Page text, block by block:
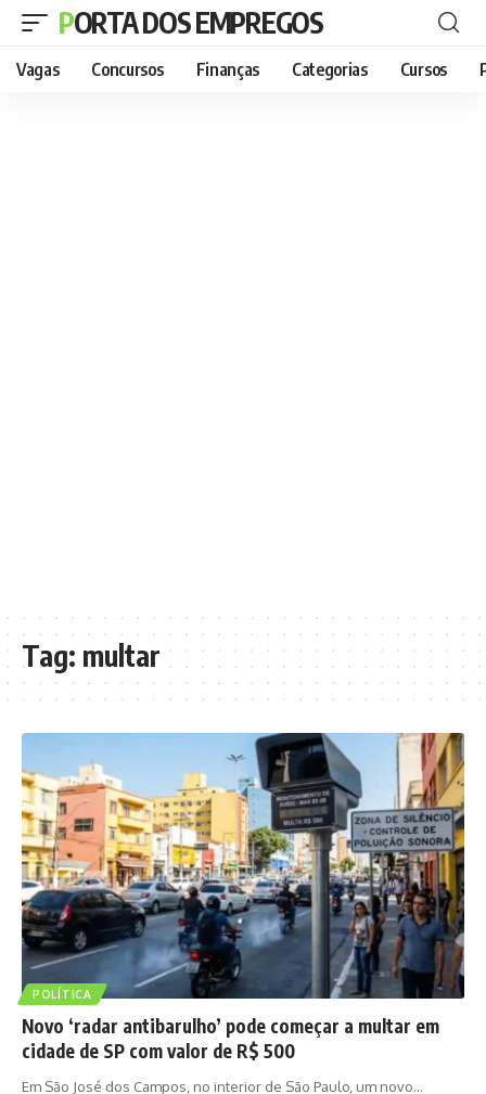
PORTA DOS EMPREGOS
Vagas Concursos Finanças Categorias Cursos
Tag: multar
POLÍTICA
Novo ‘radar antibarulho’ pode começar a multar em
cidade de SP com valor de R$ 500
Em São José dos Campos, no interior de São Paulo, um novo…